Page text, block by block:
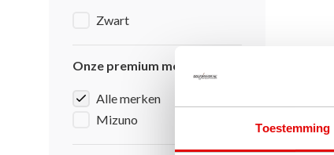
Toestemming
Zwart
Onze premium merken
Alle merken
Mizuno